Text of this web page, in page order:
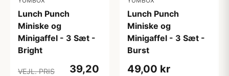
Lunch Punch
Miniske og
Minigaffel - 3 Sæt -
Bright
VEJL. PRIS
39,20
Lunch Punch
Miniske og
Minigaffel - 3 Sæt -
Burst
49,00 kr